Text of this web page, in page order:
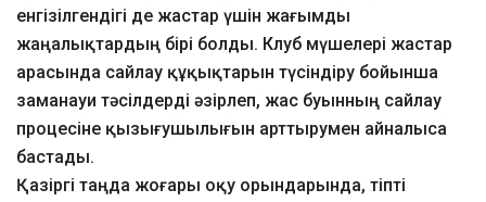
енгізілгендігі де жастар үшін жағымды
жаңалықтардың бірі болды. Клуб мүшелері жастар
арасында сайлау құқықтарын түсіндіру бойынша
заманауи тәсілдерді әзірлеп, жас буынның сайлау
процесіне қызығушылығын арттырумен айналыса
бастады.
Қазіргі таңда жоғары оқу орындарында, тіпті